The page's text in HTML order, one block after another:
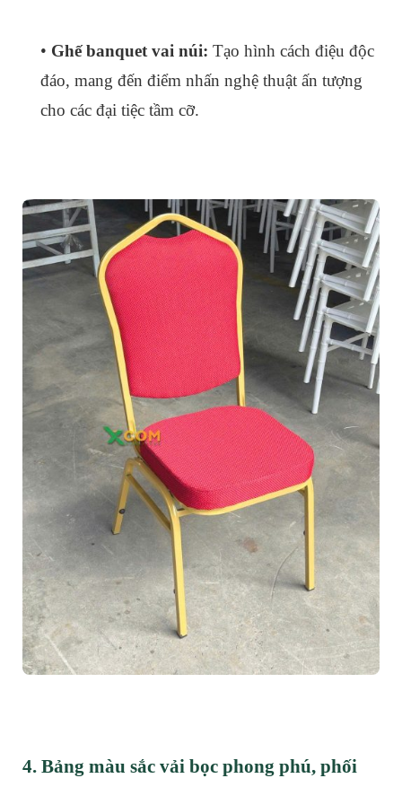
• Ghế banquet vai núi: Tạo hình cách điệu độc
đáo, mang đến điểm nhấn nghệ thuật ấn tượng
cho các đại tiệc tầm cỡ.
4. Bảng màu sắc vải bọc phong phú, phối